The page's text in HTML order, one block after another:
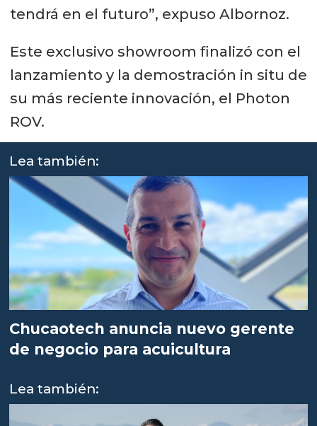
tendrá en el futuro”, expuso Albornoz.
Este exclusivo showroom finalizó con el
lanzamiento y la demostración in situ de
su más reciente innovación, el Photon
ROV.
Lea también:
Chucaotech anuncia nuevo gerente
de negocio para acuicultura
Lea también: